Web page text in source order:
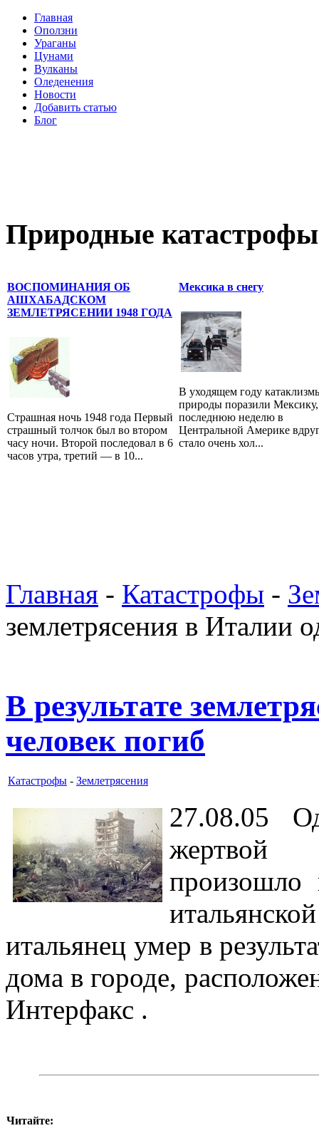
Главная
Оползни
Ураганы
Цунами
Вулканы
Оледенения
Новости
Добавить статью
Блог
Природные
ВОСПОМИНАНИЯ ОБ
АШХАБАДСКОМ
ЗЕМЛЕТРЯСЕНИИ 1948 ГОДА
Страшная ночь 1948 года Первый
страшный толчок был во втором
часу ночи. Второй последовал в 6
часов утра, третий — в 10...
Мексика в снегу
В уходящем году
природы поразили Мексику,
последнюю неделю в
Центральной Америке
стало очень хол...
Главная - Катастрофы -
землетрясения в Италии
В результате
человек погиб
Катастрофы - Землетрясения
27.08.05
жертвой
произошло
итальянец умер в
дома в городе,
Интерфакс .
Читайте: